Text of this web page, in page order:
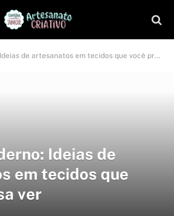
de artesanatos em tecidos que você precisa ver
Ideias de
em tecidos que
ver